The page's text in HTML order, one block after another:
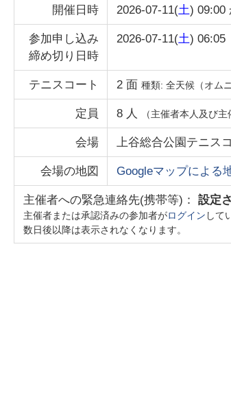
開催日時 2026-07-11(土) 09:00
参加申し込み
締め切り日時
2026-07-11(土) 06:05
テニスコート 2 面種類:全天候（オムニ
定員 8 人 （主催者本人及び
会場 上谷総合公園テニス
会場の地図 Googleマップによる
主催者への緊急連絡先(携帯等)：設定
主催者または承認済みの参加者がログイン して
数日後以降は表示されなくなります。